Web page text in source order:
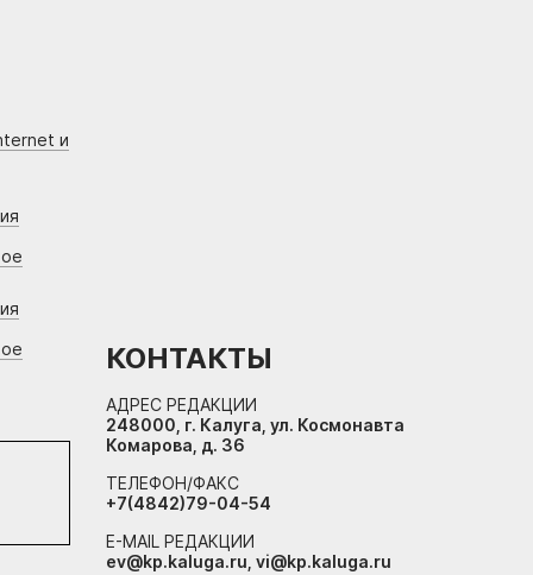
и
КОНТАКТЫ
АДРЕС РЕДАКЦИИ
248000, г. Калуга, ул. Космонавта
Комарова, д. 36
ТЕЛЕФОН/ФАКС
+7(4842)79-04-54
E-MAIL РЕДАКЦИИ
ev@kp.kaluga.ru, vi@kp.kaluga.ru